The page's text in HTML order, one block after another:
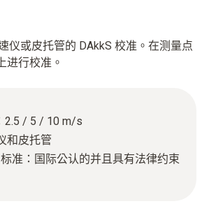
仪或皮托管的 DAkkS 校准。在测量点
进行校准。
2.5 / 5 / 10 m/s
和皮托管
准：国际公认的并且具有法律约束